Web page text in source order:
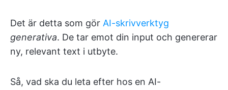
Det är detta som gör AI-skrivverktyg
generativa. De tar emot din input och genererar
ny, relevant text i utbyte.
Så, vad ska du leta efter hos en AI-